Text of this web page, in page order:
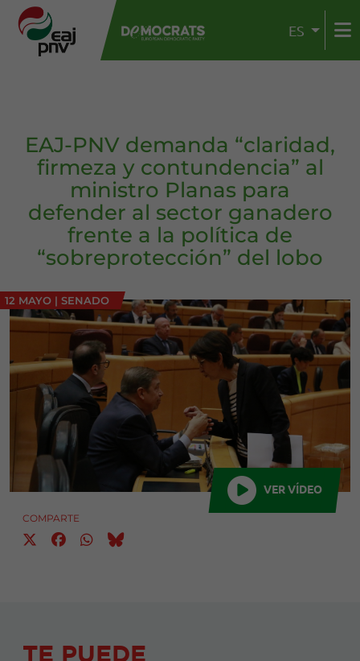
ES
EAJ-PNV demanda “claridad,
firmeza y contundencia” al
ministro Planas para
defender al sector ganadero
frente a la política de
“sobreprotección” del lobo
12 MAYO | SENADO
VER VÍDEO
COMPARTE
TE PUEDE